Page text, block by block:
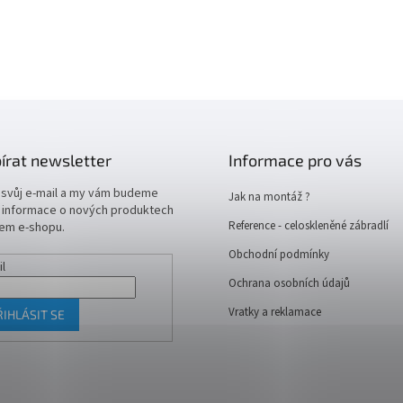
newsletter
e-mail a my vám budeme
o nových produktech
e-shopu.
SE
Informace pro vás
Jak na montáž ?
Reference - celoskleněné zábradlí
Obchodní podmínky
Ochrana osobních údajů
Vratky a reklamace